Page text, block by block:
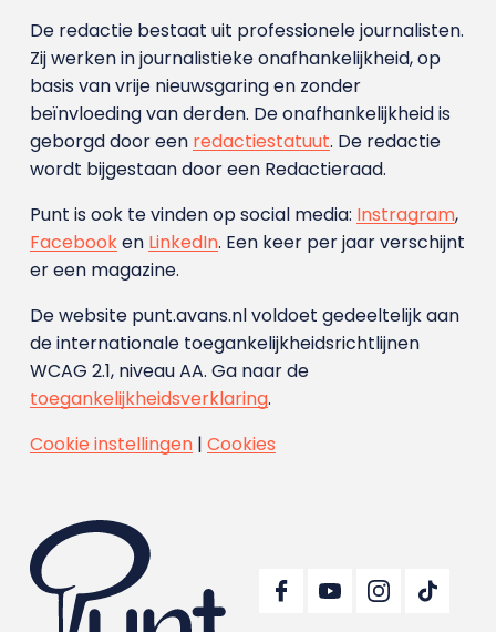
De redactie bestaat uit professionele journalisten.
Zij werken in journalistieke onafhankelijkheid, op
basis van vrije nieuwsgaring en zonder
beïnvloeding van derden. De onafhankelijkheid is
geborgd door een redactiestatuut. De redactie
wordt bijgestaan door een Redactieraad.
Punt is ook te vinden op social media: Instragram,
Facebooken LinkedIn. Een keer per jaar verschijnt
er een magazine.
De website punt.avans.nl voldoet gedeeltelijk aan
de internationale toegankelijkheidsrichtlijnen
WCAG 2.1, niveau AA. Ga naar de
toegankelijkheidsverklaring.
Cookie instellingen| Cookies